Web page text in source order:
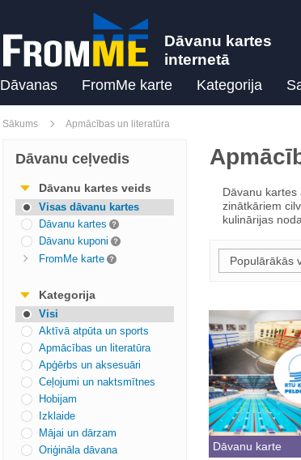
Dāvanu kartes
internetā
Dāvanas FromMe karte Kategorija
Sākums Apmācības un literatūra
Dāvanu ceļvedis
Dāvanu kartes veids
Visas dāvanu kartes
Dāvanu kartes
Dāvanu kuponi
FromMe karte
Kategorija
Visi
Aktīvā atpūta un sports
Apmācības un literatūra
Apģērbs un aksesuāri
Ceļojumi un naktsmītnes
Hobijam
Izklaide
Mājai un dārzam
Oriģināla dāvana
Dāvanu
zinātkāriem
kulinārijas
Populārākās
Dāvanu karte